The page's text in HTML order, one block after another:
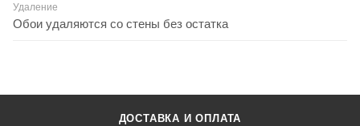
Удаление
Обои удаляются со стены без остатка
ДОСТАВКА И ОПЛАТА